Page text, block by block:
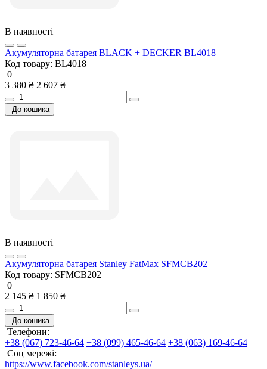
В наявності
Акумуляторна батарея BLACK + DECKER BL4018
Код товару: BL4018
0
3 380 ₴ 2 607 ₴
До кошика
В наявності
Акумуляторна батарея Stanley FatMax SFMCB202
Код товару: SFMCB202
0
2 145 ₴ 1 850 ₴
До кошика
Телефони:
+38 (067) 723-46-64 +38 (099) 465-46-64 +38 (063) 169-46-64
Соц мережі:
https://www.facebook.com/stanleys.ua/